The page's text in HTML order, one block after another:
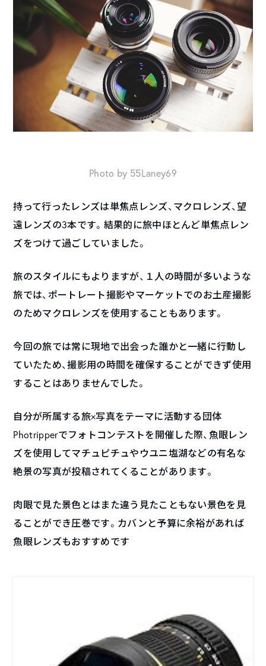
Photo by 55Laney69
持って行ったレンズは単焦点レンズ、マクロレンズ、望
遠レンズの3本です。結果的に旅中ほとんど単焦点レン
ズをつけて過ごしていました。
旅のスタイルにもよりますが、１人の時間が多いような
旅では、ポートレート撮影やマーケットでのお土産撮影
のためマクロレンズを使用することもあります。
今回の旅では常に現地で出会った誰かと一緒に行動し
ていたため、撮影用の時間を確保することができず使用
することはありませんでした。
自分が所属する旅×写真をテーマに活動する団体
Photripperでフォトコンテストを開催した際、魚眼レン
ズを使用してマチュピチュやウユニ塩湖などの有名な
絶景の写真が投稿されてくることがあります。
肉眼で見た景色とはまた違う見たこともない景色を見
ることができ圧巻です。カバンと予算に余裕があれば
魚眼レンズもおすすめです